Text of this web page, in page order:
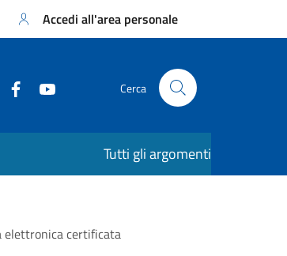
Accedi all'area personale
Cerca
Tutti gli argomenti
elettronica certificata